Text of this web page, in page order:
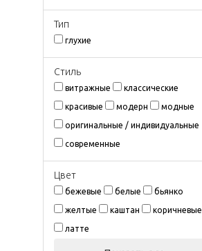
Тип
глухие
Стиль
витражные классические
красивые модерн модные
оригинальные / индивидуальные
современные
Цвeт
бежевые белые бьянко
желтые каштан коричневые
латте